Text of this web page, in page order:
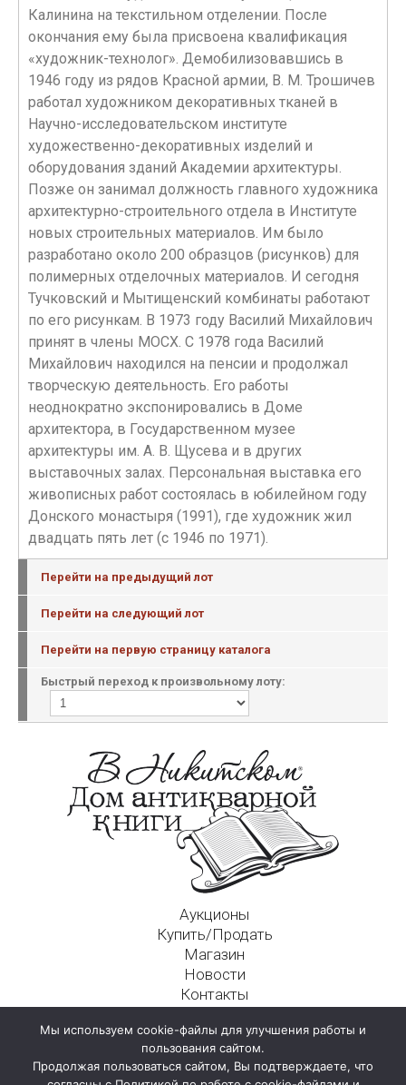
Калинина на текстильном отделении. После
окончания ему была присвоена квалификация
«художник-технолог». Демобилизовавшись в
1946 году из рядов Красной армии, В. М. Трошичев
работал художником декоративных тканей в
Научно-исследовательском институте
художественно-декоративных изделий и
оборудования зданий Академии архитектуры.
Позже он занимал должность главного художника
архитектурно-строительного отдела в Институте
новых строительных материалов. Им было
разработано около 200 образцов (рисунков) для
полимерных отделочных материалов. И сегодня
Тучковский и Мытищенский комбинаты работают
по его рисункам. В 1973 году Василий Михайлович
принят в члены МОСХ. С 1978 года Василий
Михайлович находился на пенсии и продолжал
творческую деятельность. Его работы
неоднократно экспонировались в Доме
архитектора, в Государственном музее
архитектуры им. А. В. Щусева и в других
выставочных залах. Персональная выставка его
живописных работ состоялась в юбилейном году
Донского монастыря (1991), где художник жил
двадцать пять лет (с 1946 по 1971).
Перейти на предыдущий лот
Перейти на следующий лот
Перейти на первую страницу каталога
Быстрый переход к произвольному лоту:
Аукционы
Купить/Продать
Магазин
Новости
Контакты
125009, г. Москва, Никитский пер., д. 4а, стр. 1
Мы используем cookie-файлы для улучшения работы и
пользования сайтом.
Продолжая пользоваться сайтом, Вы подтверждаете, что